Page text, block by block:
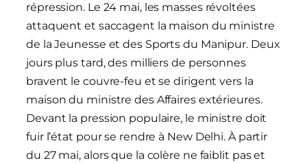
répression. Le 24 mai, les masses révoltées
attaquent et saccagent la maison du ministre
de la Jeunesse et des Sports du Manipur. Deux
jours plus tard, des milliers de personnes
bravent le couvre-feu et se dirigent vers la
maison du ministre des Affaires extérieures.
Devant la pression populaire, le ministre doit
fuir l’état pour se rendre à New Delhi. À partir
du 27 mai, alors que la colère ne faiblit pas et